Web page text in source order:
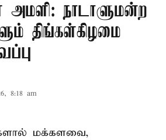
அமளி: நாடாளுமன்ற
திங்கள்கிழமை
8:18 am
மக்களவை,